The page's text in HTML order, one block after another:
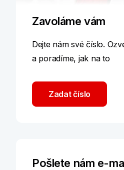
Zavoláme vám
Dejte nám své číslo.
a poradíme, jak na to
Zadat číslo
Pošlete nám e-